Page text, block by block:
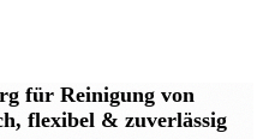
für Reinigung von
flexibel & zuverlässig